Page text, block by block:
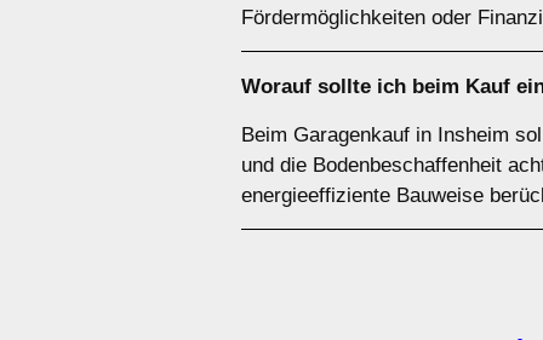
Fördermöglichkeiten oder
Worauf sollte ich beim Kauf
Beim Garagenkauf in Insheim
und die Bodenbeschaffenheit
energieeffiziente Bauweise